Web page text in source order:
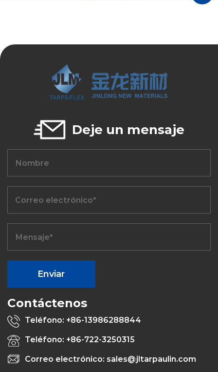
Deje un mensaje
Contáctenos
Teléfono: +86-13986288844
Teléfono: +86-722-3250315
Correo electrónico: sales@jltarpaulin.com